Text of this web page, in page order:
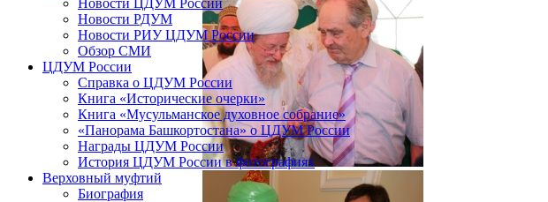
Новости ЦДУМ России
Новости РДУМ
Новости РИУ ЦДУМ России
Обзор СМИ
ЦДУМ России
Справка о ЦДУМ России
Книга «Исторические очерки»
Книга «Мусульманское духовное собрание»
«Панорама Башкортостана» о ЦДУМ России
Награды ЦДУМ России
История ЦДУМ России в фотографиях
Верховный муфтий
Биография